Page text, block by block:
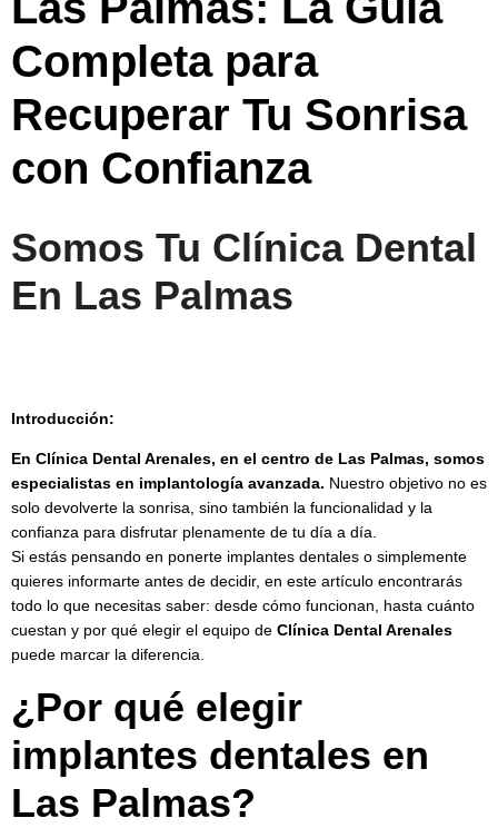
Completa para
Recuperar Tu Sonrisa
con Confianza
Somos Tu Clínica Dental
En Las Palmas
Introducción:
En Clínica Dental Arenales, en el centro de Las Palmas, somos
especialistas en implantología avanzada. Nuestro objetivo no es
solo devolverte la sonrisa, sino también la funcionalidad y la
confianza para disfrutar plenamente de tu día a día.
Si estás pensando en ponerte implantes dentales o simplemente
quieres informarte antes de decidir, en este artículo encontrarás
todo lo que necesitas saber: desde cómo funcionan, hasta cuánto
cuestan y por qué elegir el equipo de Clínica Dental Arenales
puede marcar la diferencia.
¿Por qué elegir
implantes dentales en
Las Palmas?